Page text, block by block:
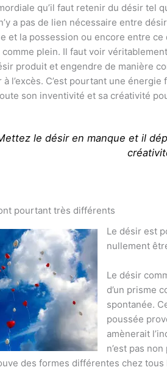
qu’il faut retenir du désir tel
a pas de lien nécessaire entre
et la possession ou encore entre
plein. Il faut voir
produit et engendre de manière
l’excès. C’est pourtant une
son inventivité et sa créativité
le désir en manque et il
pourtant très différents
Le désir est
nullement
Le désir
d’un prisme
spontanée.
poussée
amènerait
n’est pas
des formes différentes chez